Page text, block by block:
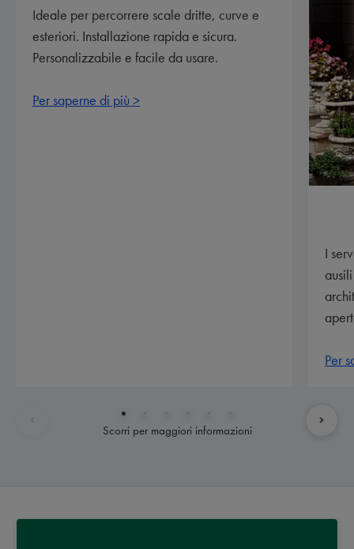
Ideale per percorrere scale dritte, curve e
esteriori. Installazione rapida e sicura.
Personalizzabile e facile da usare.
Per saperne di più >
I
Per
Scorri per maggiori informazioni